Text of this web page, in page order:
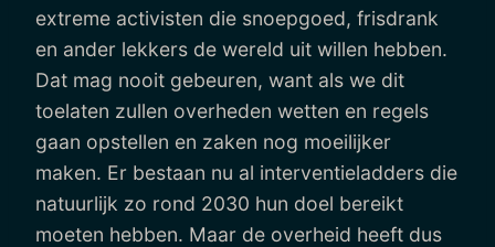
extreme activisten die snoepgoed, frisdrank
en ander lekkers de wereld uit willen hebben.
Dat mag nooit gebeuren, want als we dit
toelaten zullen overheden wetten en regels
gaan opstellen en zaken nog moeilijker
maken. Er bestaan nu al interventieladders die
natuurlijk zo rond 2030 hun doel bereikt
moeten hebben. Maar de overheid heeft dus